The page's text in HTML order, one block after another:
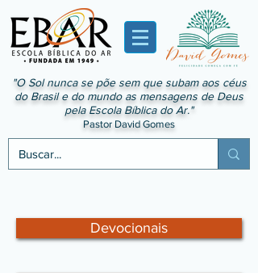
"O Sol nunca se põe sem que subam aos céus
do Brasil e do mundo as mensagens de Deus
pela Escola Bíblica do Ar."
Pastor David Gomes
Devocionais